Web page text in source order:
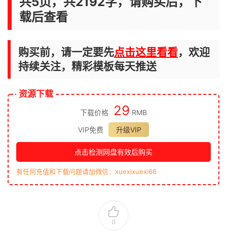
载后查看
购买前，请一定要先点击这里看看，欢迎
持续关注，精彩模板每天推送
资源下载
下载价格 29 RMB
VIP免费
升级VIP
点击检测网盘有效后购买
有任何充值和下载问题请加微信：xuexixuexi66
0